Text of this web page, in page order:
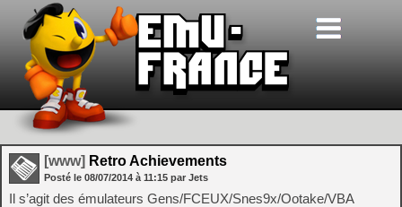
[www] Retro Achievements
Posté le 08/07/2014 à 11:15 par Jets
Il s’agit des émulateurs Gens/FCEUX/Snes9x/Ootake/VBA